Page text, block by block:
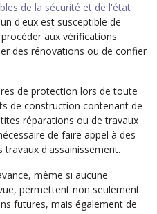
de la sécurité et de l'état
d'eux est susceptible de
aux vérifications
des rénovations ou de confier
de protection lors de toute
de construction contenant de
réparations ou de travaux
de faire appel à des
travaux d'assainissement.
même si aucune
permettent non seulement
futures, mais également de